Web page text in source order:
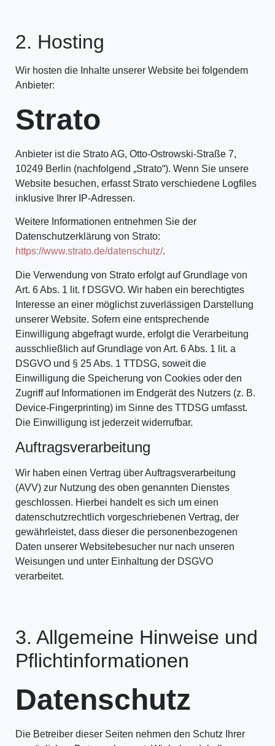
2. Hosting
Wir hosten die Inhalte unserer Website bei folgendem
Anbieter:
Strato
Anbieter ist die Strato AG, Otto-Ostrowski-Straße 7,
10249 Berlin (nachfolgend „Strato“). Wenn Sie unsere
Website besuchen, erfasst Strato verschiedene Logfiles
inklusive Ihrer IP-Adressen.
Weitere Informationen entnehmen Sie der
Datenschutzerklärung von Strato:
https://www.strato.de/datenschutz/.
Die Verwendung von Strato erfolgt auf Grundlage von
Art. 6 Abs. 1 lit. f DSGVO. Wir haben ein berechtigtes
Interesse an einer möglichst zuverlässigen Darstellung
unserer Website. Sofern eine entsprechende
Einwilligung abgefragt wurde, erfolgt die Verarbeitung
ausschließlich auf Grundlage von Art. 6 Abs. 1 lit. a
DSGVO und § 25 Abs. 1 TTDSG, soweit die
Einwilligung die Speicherung von Cookies oder den
Zugriff auf Informationen im Endgerät des Nutzers (z. B.
Device-Fingerprinting) im Sinne des TTDSG umfasst.
Die Einwilligung ist jederzeit widerrufbar.
Auftragsverarbeitung
Wir haben einen Vertrag über Auftragsverarbeitung
(AVV) zur Nutzung des oben genannten Dienstes
geschlossen. Hierbei handelt es sich um einen
datenschutzrechtlich vorgeschriebenen Vertrag, der
gewährleistet, dass dieser die personenbezogenen
Daten unserer Websitebesucher nur nach unseren
Weisungen und unter Einhaltung der DSGVO
verarbeitet.
3. Allgemeine Hinweise und
Pflicht­informationen
Datenschutz
Die Betreiber dieser Seiten nehmen den Schutz Ihrer